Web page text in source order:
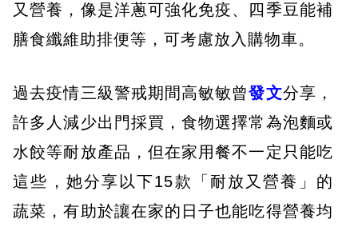
又營養，像是洋蔥可強化免疫、四季豆能補
膳食纖維助排便等，可考慮放入購物車。
過去疫情三級警戒期間高敏敏曾發文分享，
許多人減少出門採買，食物選擇常為泡麵或
水餃等耐放產品，但在家用餐不一定只能吃
這些，她分享以下15款「耐放又營養」的
蔬菜，有助於讓在家的日子也能吃得營養均